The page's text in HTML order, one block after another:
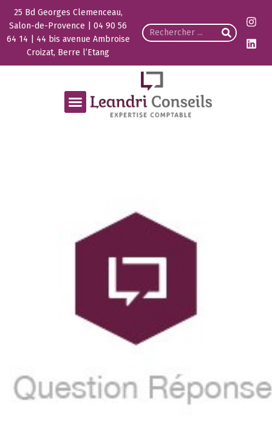
25 Bd Georges Clemenceau,
Salon-de-Provence | 04 90 56
64 14 | 44 bis avenue Ambroise
Croizat, Berre l’Etang